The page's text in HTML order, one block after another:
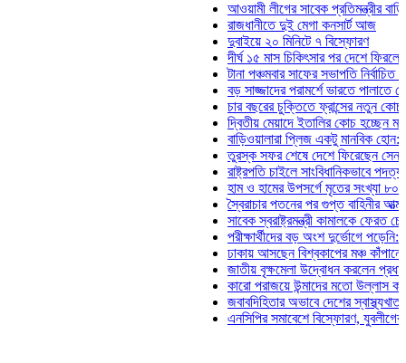
আওয়ামী লীগের সাবেক প্রতিমন্ত্রীর বাড়িতে
রাজধানীতে দুই মেগা কনসার্ট আজ
দুবাইয়ে ২০ মিনিটে ৭ বিস্ফোরণ
দীর্ঘ ১৫ মাস চিকিৎসার পর দেশে ফিরলেন
টানা পঞ্চমবার সাফের সভাপতি নির্বাচিত কাজী
বড় সাজ্জাদের পরামর্শে ভারতে পালাতে
চার বছরের চুক্তিতে ফ্রান্সের নতুন কোচ জিদান
দ্বিতীয় মেয়াদে ইতালির কোচ হচ্ছেন মানচিনি
বাড়িওয়ালারা প্লিজ একটু মানবিক হোন: মনিরা
তুরস্ক সফর শেষে দেশে ফিরেছেন
রাষ্ট্রপতি চাইলে সাংবিধানিকভাবে পদত্যাগ
হাম ও হামের উপসর্গে মৃতের সংখ্যা ৮০০
স্বৈরাচার পতনের পর গুপ্ত বাহিনীর আত্মপ্রকাশ:
সাবেক স্বরাষ্ট্রমন্ত্রী কামালকে ফেরত চেয়ে
পরীক্ষার্থীদের বড় অংশ দুর্ভোগে পড়েনি: ড.
ঢাকায় আসছেন বিশ্বকাপের মঞ্চ কাঁপানো সেই
জাতীয় বৃক্ষমেলা উদ্বোধন করলেন প্রধানমন্ত্রী
কারো পরাজয়ে উন্মাদের মতো উল্লাস করতে
জবাবদিহিতার অভাবে দেশের স্বাস্থ্যখাত
এনসিপির সমাবেশে বিস্ফোরণ, যুবলীগের দুই